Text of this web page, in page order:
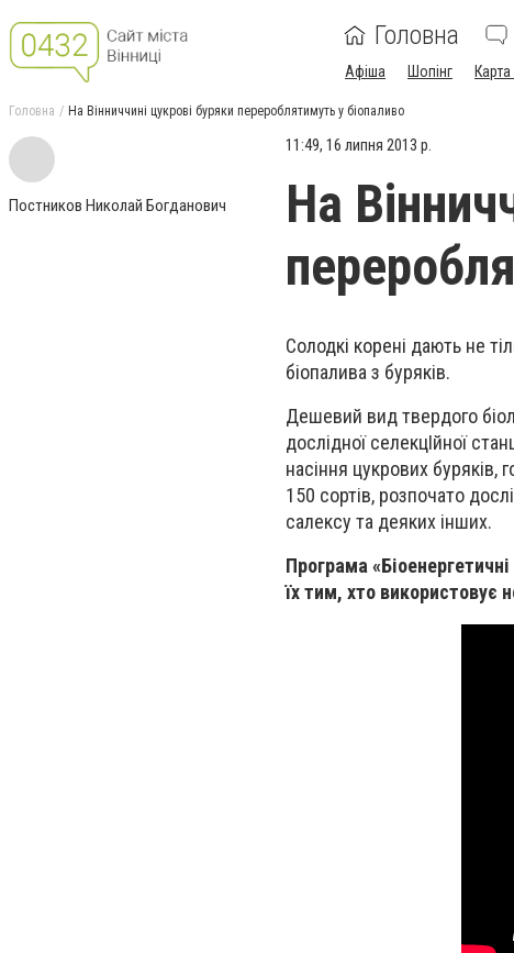
Головна
Афіша Шопінг Карта
Головна На Вінниччині цукрові буряки перероблятимуть у біопаливо
Постников Николай Богданович
11:49, 16 липня 2013 р.
На
Солодкі корені дають не
біопалива з буряків.
Дешевий вид твердого
дослідної селекцІйної
насіння цукрових буряків,
150 сортів, розпочато
салексу та деяких інших.
Програма
їх тим, хто використовує